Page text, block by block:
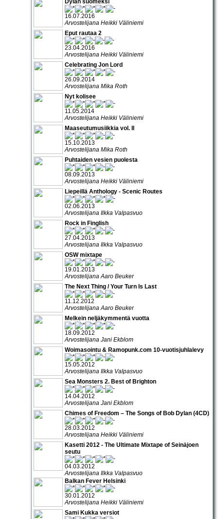
16.07.2016
Arvostelijana Heikki Väliniemi
Eput rautaa 2
23.04.2016
Arvostelijana Heikki Väliniemi
Celebrating Jon Lord
26.09.2014
Arvostelijana Mika Roth
Nyt kolisee
11.05.2014
Arvostelijana Heikki Väliniemi
Maaseutumusiikkia vol. II
15.10.2013
Arvostelijana Mika Roth
Puhtaiden vesien puolesta
08.09.2013
Arvostelijana Heikki Väliniemi
Liepeillä Anthology - Scenic Routes
02.06.2013
Arvostelijana Ilkka Valpasvuo
Rock in Finglish
27.04.2013
Arvostelijana Ilkka Valpasvuo
OSW mixtape
19.01.2013
Arvostelijana Aaro Beuker
The Next Thing / Your Turn Is Last
11.12.2012
Arvostelijana Aaro Beuker
Melkein neljäkymmentä vuotta
18.09.2012
Arvostelijana Jani Ekblom
Woimasointu & Ramopunk.com 10-vuotisjuhlalevy
15.05.2012
Arvostelijana Ilkka Valpasvuo
Sea Monsters 2. Best of Brighton
14.04.2012
Arvostelijana Jani Ekblom
Chimes of Freedom – The Songs of Bob Dylan (4CD)
28.03.2012
Arvostelijana Heikki Väliniemi
Kasetti 2012 - The Ultimate Mixtape of Seinäjoen
seutu
04.03.2012
Arvostelijana Ilkka Valpasvuo
Balkan Fever Helsinki
30.01.2012
Arvostelijana Heikki Väliniemi
Sami Kukka versiot